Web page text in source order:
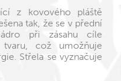
z kovového pláště
tak, že se v přední
při zásahu cíle
což umožňuje
Střela se vyznačuje